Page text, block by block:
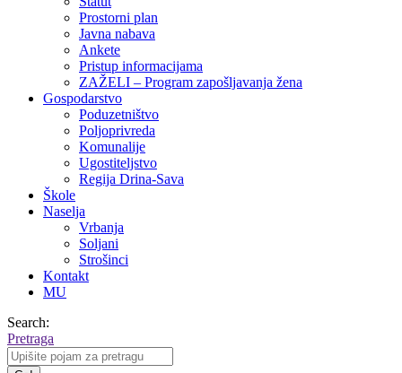
Prostorni plan
Javna nabava
Ankete
Pristup informacijama
ZAŽELI – Program zapošljavanja žena
Gospodarstvo
Poduzetništvo
Poljoprivreda
Komunalije
Ugostiteljstvo
Regija Drina-Sava
Škole
Naselja
Vrbanja
Soljani
Strošinci
Kontakt
MU
Search:
Pretraga